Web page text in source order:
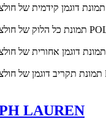
LAUREN